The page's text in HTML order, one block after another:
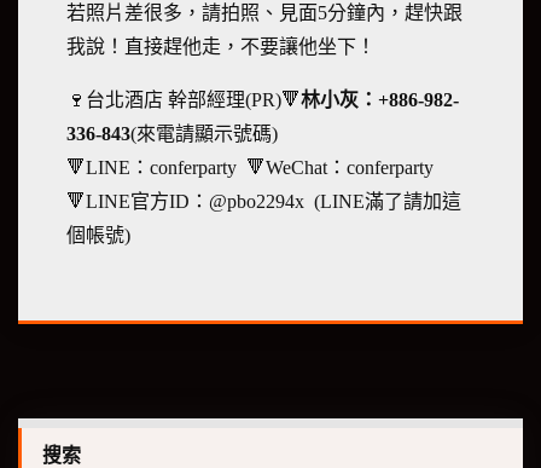
若照片差很多，請拍照、見面5分鐘內，趕快跟
我說！直接趕他走，不要讓他坐下！
🍷台北酒店 幹部經理(PR)🔻林小灰：+886-982-
336-843(來電請顯示號碼)
🔻LINE：conferparty 🔻WeChat：conferparty
🔻LINE官方ID：@pbo2294x (LINE滿了請加這
個帳號)
搜索